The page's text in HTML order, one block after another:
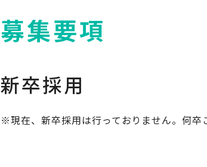
募集要項
新卒採用
※現在、新卒採用は行っておりません。何卒